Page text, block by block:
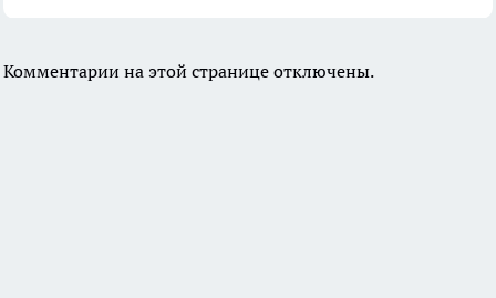
Комментарии на этой странице отключены.